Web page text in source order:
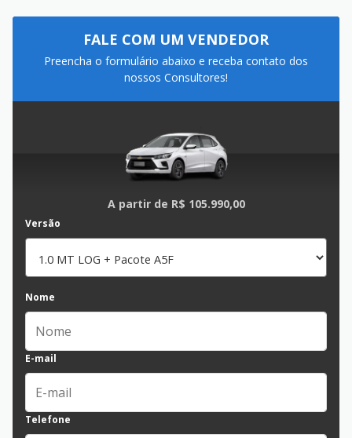
FALE COM UM VENDEDOR
Preencha o formulário abaixo e receba contato dos
nossos Consultores!
A partir de R$ 105.990,00
Versão
Nome
E-mail
Telefone